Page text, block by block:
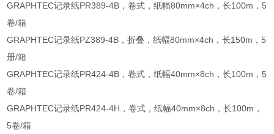
GRAPHTEC记录纸PR389-4B，卷式，纸幅80mm×4ch，长100m，5
卷/箱
GRAPHTEC记录纸PZ389-4B，折叠，纸幅80mm×4ch，长150m，5
册/箱
GRAPHTEC记录纸PR424-4B，卷式，纸幅40mm×8ch，长100m，5
卷/箱
GRAPHTEC记录纸PR424-4H，卷式，纸幅40mm×8ch，长100m，
5卷/箱